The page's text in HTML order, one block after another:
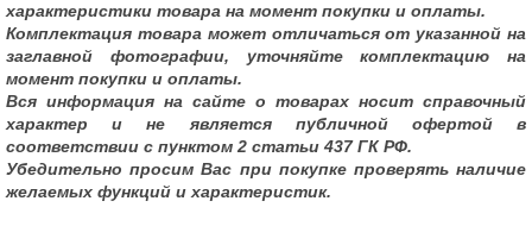
характеристики товара на момент покупки и оплаты.
Комплектация товара может отличаться от указанной на
заглавной фотографии, уточняйте комплектацию на
момент покупки и оплаты.
Вся информация на сайте о товарах носит справочный
характер и не является публичной офертой в
соответствии с пунктом 2 статьи 437 ГК РФ.
Убедительно просим Вас при покупке проверять наличие
желаемых функций и характеристик.